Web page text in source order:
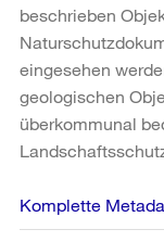
beschrieben
eingesehen
geologischen
überkommunal
Komplette